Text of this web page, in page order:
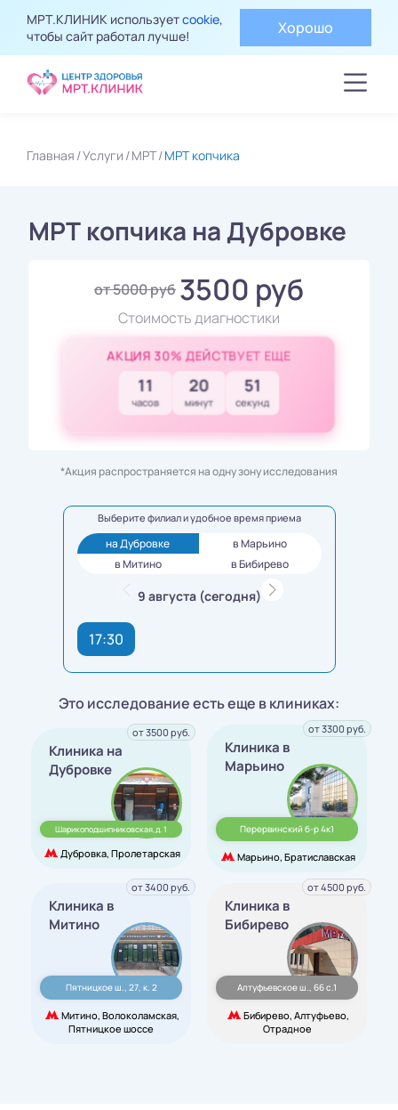
МРТ.КЛИНИК используетcookie,
чтобы сайт работал лучше!
Хорошо
Главная Услуги МРТ МРТ копчика
МРТ копчика на Дубровке
от 5000 руб 3500 руб
Стоимость диагностики
АКЦИЯ 30% ДЕЙСТВУЕТ ЕЩЕ
11
часов
20
минут
49
секунд
*Акция распространяется на одну зону исследования
Выберите филиал и удобное время приема
на Дубровке
в Марьино
в Митино
в Бибирево
9 августа (сегодня)
17:30
Это исследование есть еще в клиниках:
Клиника на
Дубровке
Шарикоподшипниковская,д. 1
Дубровка, Пролетарская
от 3500 руб.
Клиника в
Марьино
Перервинский б-р 4к1
Марьино, Братиславская
от 3300 руб.
Клиника в
Митино
Пятницкое ш., 27, к. 2
Митино, Волоколамская,
Пятницкое шоссе
от 3400 руб.
Клиника в
Бибирево
Алтуфьевское ш., 66 с.1
Бибирево, Алтуфьево,
Отрадное
от 4500 руб.